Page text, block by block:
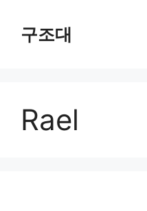
구조대
Rael